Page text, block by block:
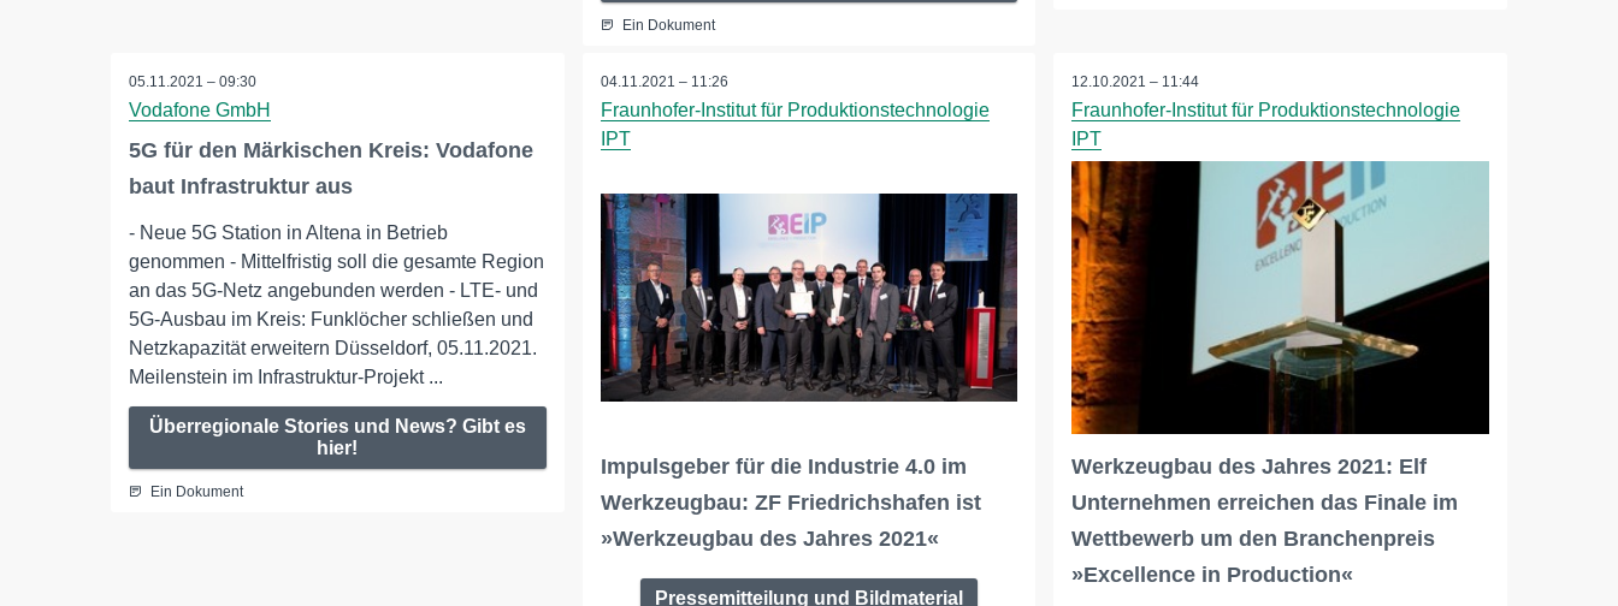
Ein Dokument
05.11.2021 – 09:30
Vodafone GmbH
5G für den Märkischen Kreis: Vodafone
baut Infrastruktur aus
- Neue 5G Station in Altena in Betrieb
genommen - Mittelfristig soll die gesamte Region
an das 5G-Netz angebunden werden - LTE- und
5G-Ausbau im Kreis: Funklöcher schließen und
Netzkapazität erweitern Düsseldorf, 05.11.2021.
Meilenstein im Infrastruktur-Projekt ...
Überregionale Stories und News? Gibt es
hier!
Ein Dokument
04.11.2021 – 11:26
Fraunhofer-Institut für Produktionstechnologie
IPT
Impulsgeber für die Industrie 4.0 im
Werkzeugbau: ZF Friedrichshafen ist
»Werkzeugbau des Jahres 2021«
Pressemitteilung und Bildmaterial
12.10.2021 – 11:44
Fraunhofer-Institut für Produktionstechnologie
IPT
Werkzeugbau des Jahres 2021: Elf
Unternehmen erreichen das Finale im
Wettbewerb um den Branchenpreis
»Excellence in Production«